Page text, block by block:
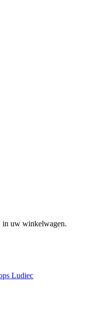
in uw winkelwagen.
Ludiec